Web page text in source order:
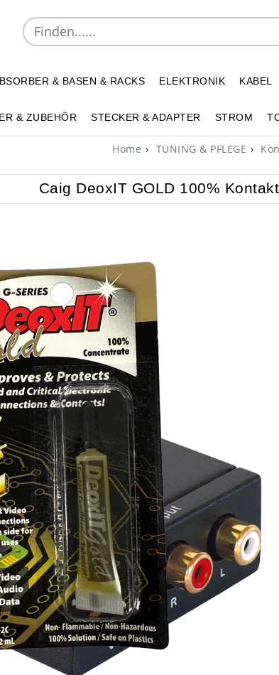
& BASEN & RACKS ELEKTRONIK KABEL
& ZUBEHÖR STECKER & ADAPTER STROM
Home TUNING & PFLEGE
Caig DeoxIT GOLD 100%